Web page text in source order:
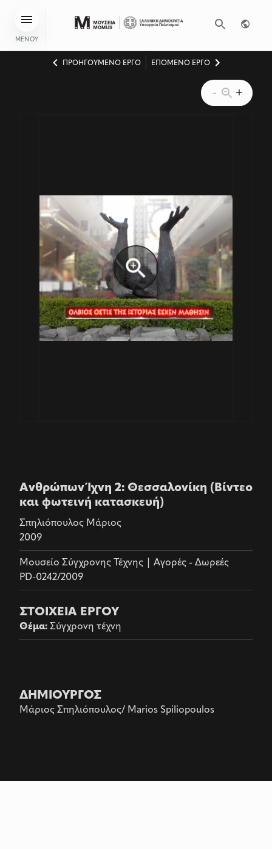
ΜΕΝΟΥ
ΠΡΟΗΓΟΥΜΕΝΟ ΕΡΓΟ ΕΠΟΜΕΝΟ ΕΡΓΟ
- +
Ανθρώπων Ίχνη 2: Θεσσαλονίκη (Βίντεο
και φωτεινή κατασκευή)
Σπηλιόπουλος Μάριος
2009
Μουσείο Σύγχρονης Τέχνης | Αγορές - Δωρεές
PD-0242/2009
ΣΤΟΙΧΕΙΑ ΕΡΓΟΥ
Θέμα: Σύγχρονη τέχνη
ΔΗΜΙΟΥΡΓΟΣ
Μάριος Σπηλιόπουλος/ Marios Spiliopoulos